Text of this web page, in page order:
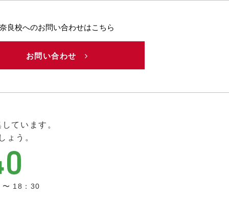
奈良校へのお問い合わせはこちら
お問い合わせ
ています。
ょう。
18：30